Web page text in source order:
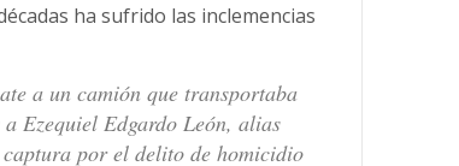
ha sufrido las inclemencias
a un camión que transportaba
Ezequiel Edgardo León, alias
por el delito de homicidio